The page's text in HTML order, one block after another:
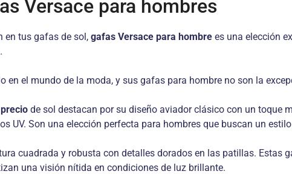
Versace para hombres
en tus gafas de sol, gafas Versace para hombre es una elección
en el mundo de la moda, y sus gafas para hombre no son la
de sol destacan por su diseño aviador clásico con un toque
UV. Son una elección perfecta para hombres que buscan un
cuadrada y robusta con detalles dorados en las patillas. Estas
una visión nítida en condiciones de luz brillante.